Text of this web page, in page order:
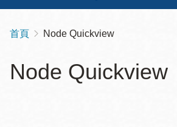
導
連
首頁 Node Quickview
Node Quickview